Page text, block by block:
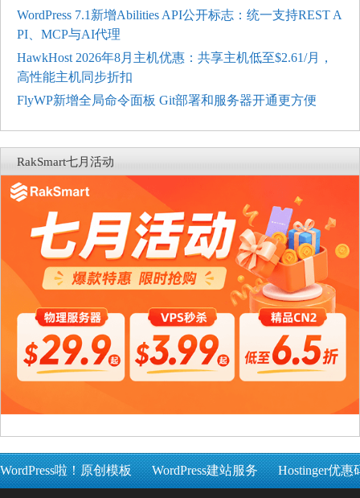
WordPress 7.1新增Abilities API公开标志：统一支持REST A
PI、MCP与AI代理
HawkHost 2026年8月主机优惠：共享主机低至$2.61/月，
高性能主机同步折扣
FlyWP新增全局命令面板 Git部署和服务器开通更方便
RakSmart七月活动
WordPress啦！原创模板 WordPress建站服务 Hostinger优惠